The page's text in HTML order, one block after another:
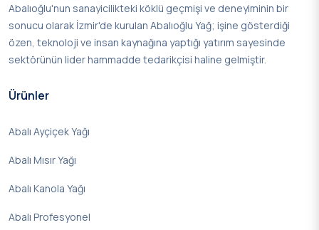
Abalıoğlu'nun sanayicilikteki köklü geçmişi ve deneyiminin bir
sonucu olarak İzmir'de kurulan Abalıoğlu Yağ; işine gösterdiği
özen, teknoloji ve insan kaynağına yaptığı yatırım sayesinde
sektörünün lider hammadde tedarikçisi haline gelmiştir.
Ürünler
Abalı Ayçiçek Yağı
Abalı Mısır Yağı
Abalı Kanola Yağı
Abalı Profesyonel